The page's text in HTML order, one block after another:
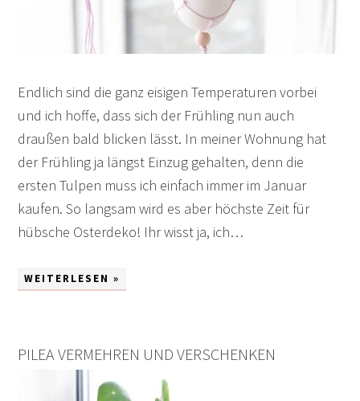
Endlich sind die ganz eisigen Temperaturen vorbei
und ich hoffe, dass sich der Frühling nun auch
draußen bald blicken lässt. In meiner Wohnung hat
der Frühling ja längst Einzug gehalten, denn die
ersten Tulpen muss ich einfach immer im Januar
kaufen. So langsam wird es aber höchste Zeit für
hübsche Osterdeko! Ihr wisst ja, ich…
WEITERLESEN »
PILEA VERMEHREN UND VERSCHENKEN